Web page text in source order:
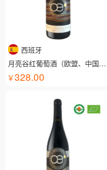
西班牙
月亮谷红葡萄酒（欧盟、中国有机认证）
328.00